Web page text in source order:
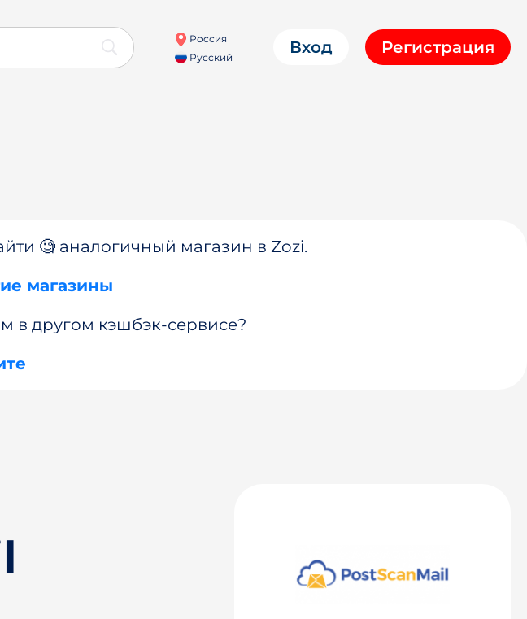
Россия
Русский
Вход Регистрация
🧐 аналогичный магазин в Zozi.
магазины
в другом кэшбэк-сервисе?